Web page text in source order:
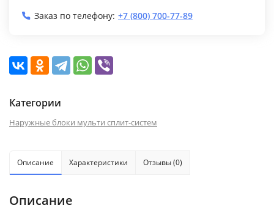
Заказ по телефону: +7 (800) 700-77-89
Категории
Наружные блоки мульти сплит-систем
Описание Характеристики Отзывы (0)
Описание